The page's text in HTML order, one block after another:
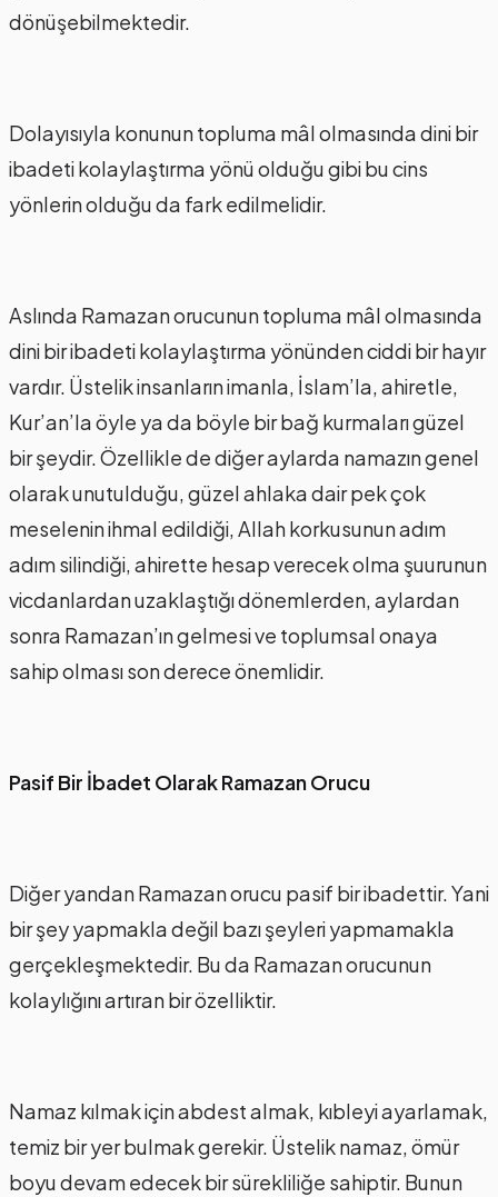
dönüşebilmektedir.
Dolayısıyla konunun topluma mâl olmasında dini bir
ibadeti kolaylaştırma yönü olduğu gibi bu cins
yönlerin olduğu da fark edilmelidir.
Aslında Ramazan orucunun topluma mâl olmasında
dini bir ibadeti kolaylaştırma yönünden ciddi bir hayır
vardır. Üstelik insanların imanla, İslam’la, ahiretle,
Kur’an’la öyle ya da böyle bir bağ kurmaları güzel
bir şeydir. Özellikle de diğer aylarda namazın genel
olarak unutulduğu, güzel ahlaka dair pek çok
meselenin ihmal edildiği, Allah korkusunun adım
adım silindiği, ahirette hesap verecek olma şuurunun
vicdanlardan uzaklaştığı dönemlerden, aylardan
sonra Ramazan’ın gelmesi ve toplumsal onaya
sahip olması son derece önemlidir.
Pasif Bir İbadet Olarak Ramazan Orucu
Diğer yandan Ramazan orucu pasif bir ibadettir. Yani
bir şey yapmakla değil bazı şeyleri yapmamakla
gerçekleşmektedir. Bu da Ramazan orucunun
kolaylığını artıran bir özelliktir.
Namaz kılmak için abdest almak, kıbleyi ayarlamak,
temiz bir yer bulmak gerekir. Üstelik namaz, ömür
boyu devam edecek bir sürekliliğe sahiptir. Bunun